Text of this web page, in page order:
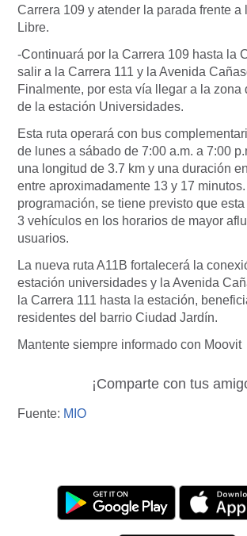
Carrera 109 y atender la parada frente a
Libre.
-Continuará por la Carrera 109 hasta la
salir a la Carrera 111 y la Avenida
Finalmente, por esta vía llegar a la zona
de la estación Universidades.
Esta ruta operará con bus
de lunes a sábado de 7:00 a.m. a 7:00
una longitud de 3.7 km y una duración
entre aproximadamente 13 y 17
programación, se tiene previsto que
3 vehículos en los horarios de mayor
usuarios.
La nueva ruta A11B fortalecerá la
estación universidades y la Avenida
la Carrera 111 hasta la estación,
residentes del barrio Ciudad Jardín.
Mantente siempre informado con Moovit
¡Comparte con tus
Fuente: MIO